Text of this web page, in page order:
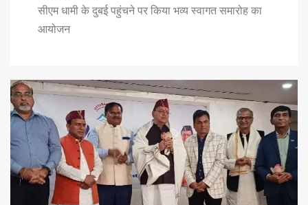
सीएम धामी के दुबई पहुंचने पर किया भव्य स्वागत समारोह का
आयोजन